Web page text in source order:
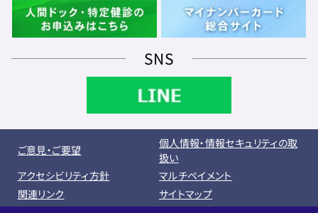
SNS
ご意見・ご要望
個人情報・情報セキュリティの取
扱い
アクセシビリティ方針
マルチペイメント
関連リンク
サイトマップ